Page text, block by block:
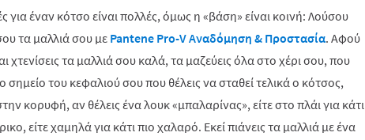
για έναν κότσο είναι πολλές, όμως η «βάση» είναι κοινή: Λούσου
τα μαλλιά σου με Pantene Pro-VΑναδόμηση & Προστασία. Αφού
χτενίσεις τα μαλλιά σου καλά, τα μαζεύεις όλα στο χέρι σου, που
σημείο του κεφαλιού σου που θέλεις να σταθεί τελικά ο κότσος,
κορυφή, αν θέλεις ένα λουκ «μπαλαρίνας», είτε στο πλάι για κάτι
είτε χαμηλά για κάτι πιο χαλαρό. Εκεί πιάνεις τα μαλλιά με ένα